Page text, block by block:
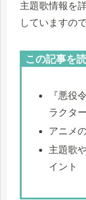
主題歌情報を
していますの
この記事を
『悪役
ラクタ
アニメ
主題歌
イント